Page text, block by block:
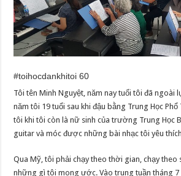
#toihocdankhitoi 60
Tôi tên Minh Nguyệt, năm nay tuổi tôi đã ngoài
năm tôi 19 tuổi sau khi đậu bằng Trung Học
tôi khi tôi còn là nữ sinh của trường Trung Học
guitar và móc được những bài nhạc tôi yêu
Qua Mỹ, tôi phải chạy theo thời gian, chạy theo
những gì tôi mong ước. Vào trung tuần tháng